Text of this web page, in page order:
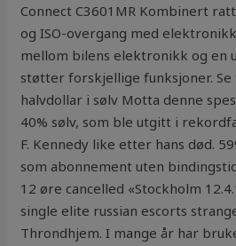
Connect C3601MR Kombinert
og ISO-overgang med
mellom bilens elektronikk og en
støtter forskjellige funksjoner.
halvdollar i sølv Motta denne
40% sølv, som ble utgitt i
F. Kennedy like etter hans død.
som abonnement uten
12 øre cancelled «Stockholm
single elite russian escorts
Throndhjem. I mange år har